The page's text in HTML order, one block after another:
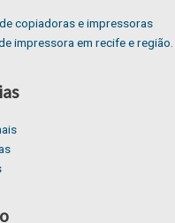
copiadoras e impressoras
impressora em recife e região.